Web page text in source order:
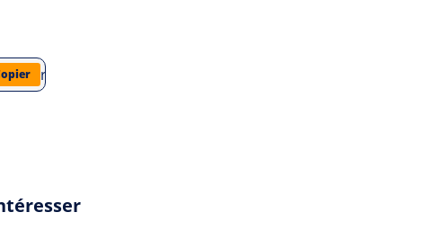
jean-luc-lagarce/juste-la-fin-du-monde/analyse-du-